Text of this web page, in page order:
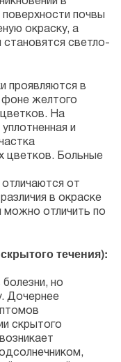
почвы
окраску, а
светло-
проявляются в
фоне желтого
На
и
цветков. Больные
отличаются от
в окраске
можно отличить по
течения):
но
Дочернее
скрытого